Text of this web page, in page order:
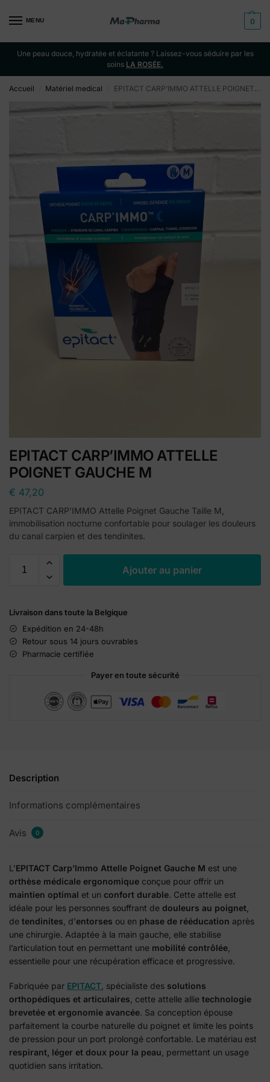
MENU 0
Une peau douce, hydratée et éclatante ? Laissez-vous séduire par les
soins LA ROSÉE.
Accueil Matériel medical EPITACT CARP’IMMO ATTELLE POIGNET GAUCHE M
EPITACT CARP’IMMO ATTELLE
POIGNET GAUCHE M
€ 47,20
EPITACT CARP’IMMO Attelle Poignet Gauche Taille M,
immobilisation nocturne confortable pour soulager les douleurs
du canal carpien et des tendinites.
Ajouter au panier
Livraison dans toute la Belgique
Expédition en 24-48h
Retour sous 14 jours ouvrables
Pharmacie certifiée
Payer en toute sécurité
Description
Informations complémentaires
Avis 0
L’EPITACT Carp’Immo Attelle Poignet Gauche M est une
orthèse médicale ergonomique conçue pour offrir un
maintien optimal et un confort durable. Cette attelle est
idéale pour les personnes souffrant de douleurs au poignet
de tendinites , d’entorses ou en phase de rééducation après
une chirurgie. Adaptée à la main gauche, elle stabilise
l’articulation tout en permettant une mobilité contrôlée
essentielle pour une récupération efficace et progressive.
Fabriquée par EPITACT, spécialiste des solutions
orthopédiques et articulaires, cette attelle allie technologie
brevetée et ergonomie avancée. Sa conception épouse
parfaitement la courbe naturelle du poignet et limite les points
de pression pour un port prolongé confortable. Le matériau est
respirant, léger et doux pour la peau, permettant un usage
quotidien sans irritation.